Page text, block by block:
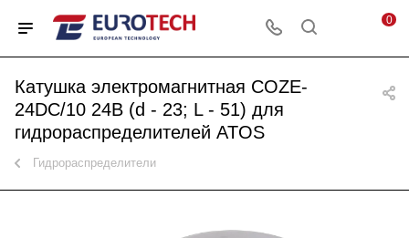
0
Катушка электромагнитная COZE-
24DC/10 24В (d - 23; L - 51) для
гидрораспределителей ATOS
Гидрораспределители